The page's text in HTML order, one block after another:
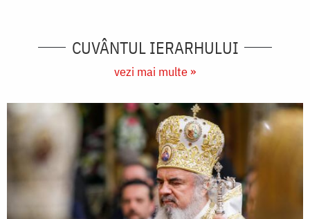
CUVÂNTUL IERARHULUI
vezi mai multe »